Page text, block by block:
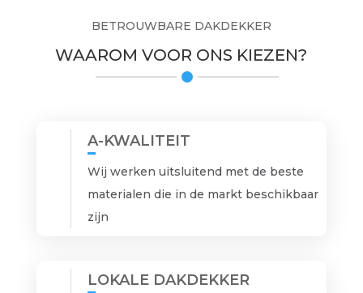
BETROUWBARE DAKDEKKER
WAAROM VOOR ONS KIEZEN?
A-KWALITEIT
Wij werken uitsluitend met de beste
materialen die in de markt beschikbaar
zijn
LOKALE DAKDEKKER